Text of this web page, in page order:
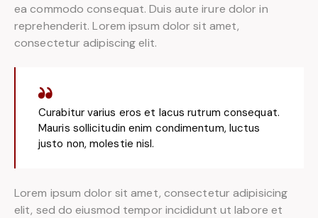
ea commodo consequat. Duis aute irure dolor in
reprehenderit. Lorem ipsum dolor sit amet,
consectetur adipiscing elit.
Curabitur varius eros et lacus rutrum consequat.
Mauris sollicitudin enim condimentum, luctus
justo non, molestie nisl.
Lorem ipsum dolor sit amet, consectetur adipisicing
elit, sed do eiusmod tempor incididunt ut labore et